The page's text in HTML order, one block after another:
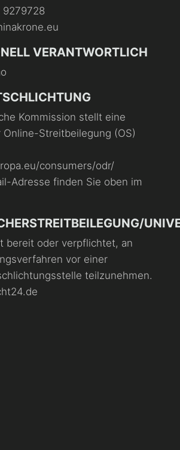
9279728
VERANTWORTLICH
Kommission stellt eine
Streitbeilegung (OS)
consumers/odr/
Adresse finden Sie oben im
bereit oder verpflichtet, an
vor einer
teilzunehmen.